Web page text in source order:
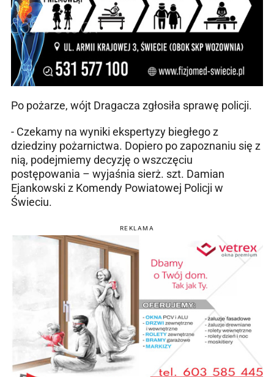
Po pożarze, wójt Dragacza zgłosiła sprawę policji.
- Czekamy na wyniki ekspertyzy biegłego z
dziedziny pożarnictwa. Dopiero po zapoznaniu się z
nią, podejmiemy decyzję o wszczęciu
postępowania – wyjaśnia sierż. szt. Damian
Ejankowski z Komendy Powiatowej Policji w
Świeciu.
REKLAMA